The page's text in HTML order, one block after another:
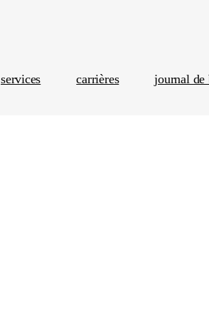
services carrières journal